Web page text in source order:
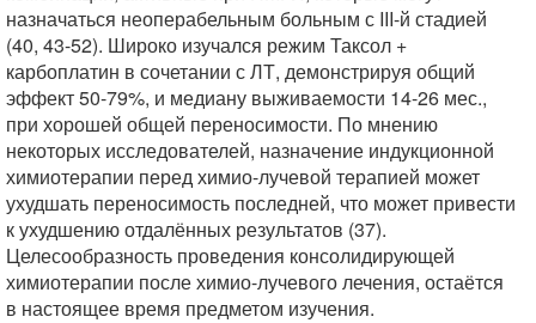
назначаться неоперабельным больным с III-й стадией
(40, 43-52). Широко изучался режим Таксол +
карбоплатин в сочетании с ЛТ, демонстрируя общий
эффект 50-79%, и медиану выживаемости 14-26 мес.,
при хорошей общей переносимости. По мнению
некоторых исследователей, назначение индукционной
химиотерапии перед химио-лучевой терапией может
ухудшать переносимость последней, что может привести
к ухудшению отдалённых результатов (37).
Целесообразность проведения консолидирующей
химиотерапии после химио-лучевого лечения, остаётся
в настоящее время предметом изучения.